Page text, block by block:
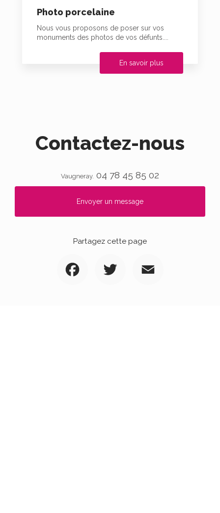
Photo porcelaine
Nous vous proposons de poser sur vos
monuments des photos de vos défunts....
En savoir plus
Contactez-nous
Vaugneray. 04 78 45 85 02
Envoyer un message
Partagez cette page